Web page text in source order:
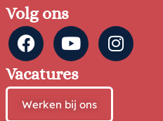
Volg ons
Vacatures
Werken bij ons